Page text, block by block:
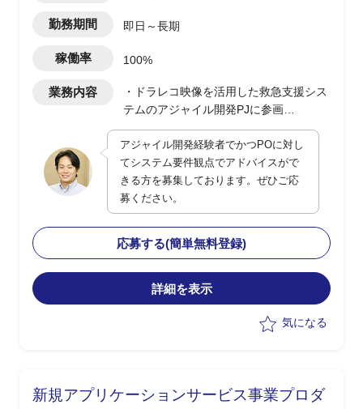
勤務期間 即日～長期
稼働率 100%
業務内容
・ドラレコ映像を活用した救急支援シス
テムのアジャイル開発PJに参画
・POに対してシステム観点でのアドバ
イスおよび補佐を実施
・現行は一部都市で運用開始、今後全国
展開を予定
・ユーザー側の立場でPO支援、システ
ム面の留意点提示や品質・性能観点の補
完を担当
アジャイル開発経験者でかつPOに対し
てシステム要件観点でアドバイスがで
きる方を募集しております。ぜひご応
募ください。
応募する(簡単無料登録)
詳細を表示
気になる
新規アプリケーションサービス事業プロダ